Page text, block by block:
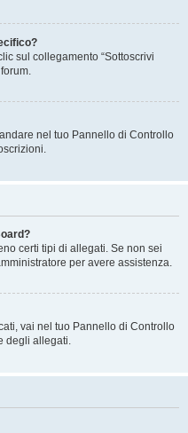
sul collegamento “Sottoscrivi
nel tuo Pannello di Controllo
certi tipi di allegati. Se non sei
per avere assistenza.
vai nel tuo Pannello di Controllo
degli allegati.